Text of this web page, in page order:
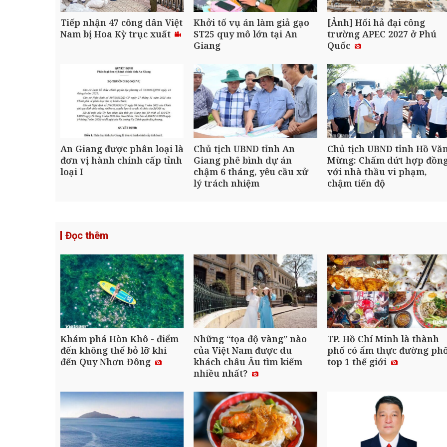
Tiếp nhận 47 công dân Việt
Nam bị Hoa Kỳ trục xuất
Khởi tố vụ án làm giả gạo
ST25 quy mô lớn tại An
Giang
[Ảnh] Hối hả đại công
trường APEC 2027 ở Phú
Quốc
An Giang được phân loại là
đơn vị hành chính cấp tỉnh
loại I
Chủ tịch UBND tỉnh An
Giang phê bình dự án
chậm 6 tháng, yêu cầu xử
lý trách nhiệm
Chủ tịch UBND tỉnh Hồ
Mừng: Chấm dứt hợp
với nhà thầu vi phạm,
chậm tiến độ
Đọc thêm
Khám phá Hòn Khô - điểm
đến không thể bỏ lỡ khi
đến Quy Nhơn Đông
Những “tọa độ vàng” nào
của Việt Nam được du
khách châu Âu tìm kiếm
nhiều nhất?
TP. Hồ Chí Minh là thành
phố có ẩm thực đường
top 1 thế giới